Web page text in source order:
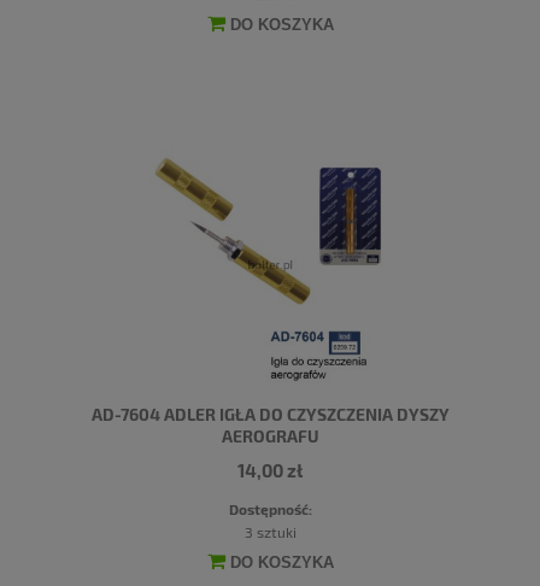
DO KOSZYKA
AD-7604 ADLER IGŁA DO CZYSZCZENIA DYSZY
AEROGRAFU
14,00 zł
Dostępność:
3 sztuki
DO KOSZYKA